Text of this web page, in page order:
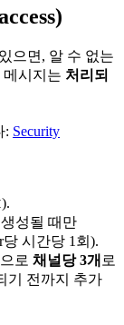
으면, 알 수 없는
메시지는 처리되
: Security
).
성될 때만
당 시간당 1회).
로 채널당 3개 로
기 전까지 추가